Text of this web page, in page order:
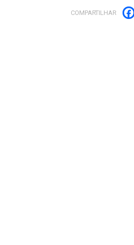
COMPARTILHAR